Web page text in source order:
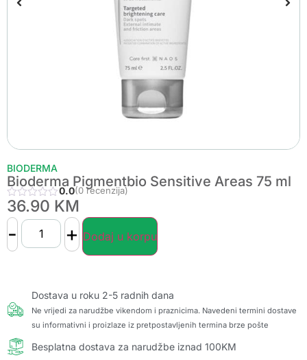
BIODERMA
Bioderma Pigmentbio Sensitive Areas 75 ml
0.0(0 recenzija)
36.90 KM
- + Dodaj u korpu
Dostava u roku 2-5 radnih dana
Ne vrijedi za narudžbe vikendom i praznicima. Navedeni termini dostave
su informativni i proizlaze iz pretpostavljenih termina brze pošte
Besplatna dostava za narudžbe iznad 100KM